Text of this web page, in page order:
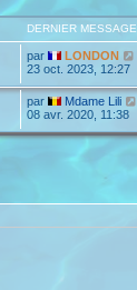
DERNIER MESSAGE
par
LONDON
23 oct. 2023, 12:27
par
Mdame Lili
08 avr. 2020, 11:38